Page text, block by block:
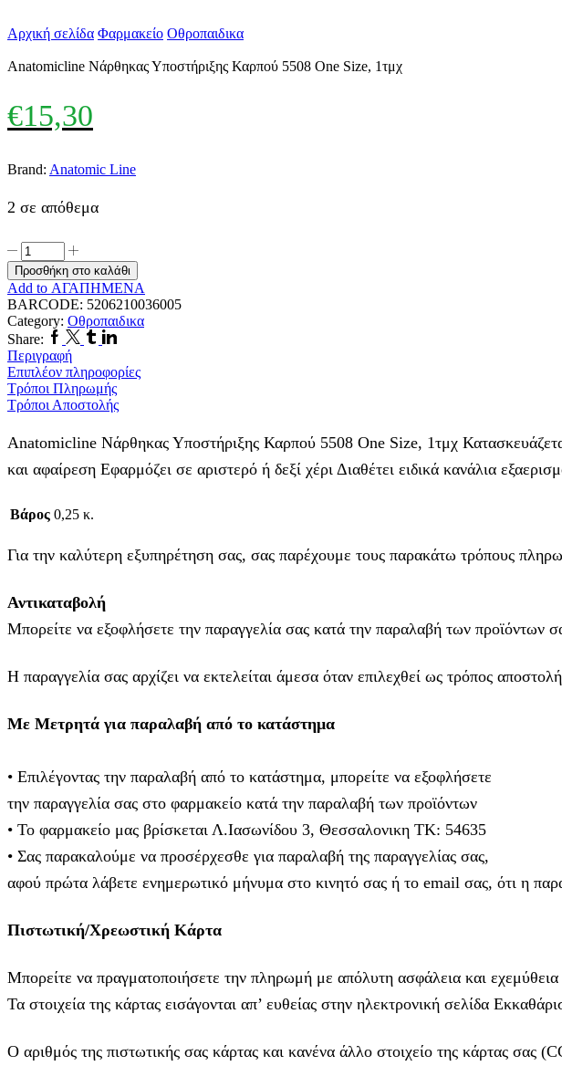
Αρχική σελίδα Φαρμακείο Οθροπαιδικα
Anatomicline Νάρθηκας Υποστήριξης Καρπού 5508 One Size, 1τμχ
€15,30
Brand: Anatomic Line
2 σε απόθεμα
Anatomicline
Νάρθηκας
Υποστήριξης
Καρπού
5508
One
Size,
1τμχ
ποσότητα
Προσθήκη στο καλάθι
Add to ΑΓΑΠΗΜΕΝΑ
BARCODE: 5206210036005
Category: Οθροπαιδικα
Share: Facebook
Twitter
TumblrLinkedin
Περιγραφή
Επιπλέον πληροφορίες
Τρόποι Πληρωμής
Τρόποι Αποστολής
Anatomicline Νάρθηκας Υποστήριξης Καρπού 5508 One Size, 1τμχ
και αφαίρεση Εφαρμόζει σε αριστερό ή δεξί χέρι Διαθέτει ειδικά κανάλια
Βάρος 0,25 κ.
Για την καλύτερη εξυπηρέτηση σας, σας παρέχουμε τους παρακάτω τρόπους
Αντικαταβολή
Μπορείτε να εξοφλήσετε την παραγγελία σας κατά την παραλαβή των προϊόντων
Η παραγγελία σας αρχίζει να εκτελείται άμεσα όταν επιλεχθεί ως τρόπος
Με Μετρητά για παραλαβή από το κατάστημα
• Επιλέγοντας την παραλαβή από το κατάστημα, μπορείτε να εξοφλήσετε
την παραγγελία σας στο φαρμακείο κατά την παραλαβή των προϊόντων
• Το φαρμακείο μας βρίσκεται Λ.Ιασωνίδου 3, Θεσσαλονικη ΤΚ: 54635
• Σας παρακαλούμε να προσέρχεσθε για παραλαβή της παραγγελίας σας,
αφού πρώτα λάβετε ενημερωτικό μήνυμα στο κινητό σας ή το email σας, ότι η
Πιστωτική/Χρεωστική Κάρτα
Μπορείτε να πραγματοποιήσετε την πληρωμή με απόλυτη ασφάλεια και
Τα στοιχεία της κάρτας εισάγoνται απ’ ευθείας στην ηλεκτρονική σελίδα
Ο αριθμός της πιστωτικής σας κάρτας και κανένα άλλο στοιχείο της κάρτας σας